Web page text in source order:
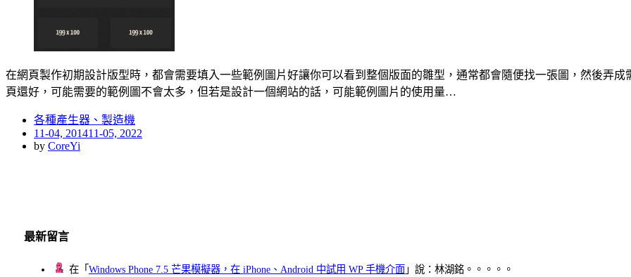
在網頁製作初期設計版型時，都會需要填入一些範例圖片好讓你可以看到整個版面的雛型，通常都會隨便找一張圖，然後弄
頁還好，可能需要的範例圖不會太多，但若是設計一個網站的話，可能範例圖片的使用量…
各種產生器、製造機
Posted
on
11-04, 201411-05, 2022
by CoreYi
最新留言
在「Windows Phone 7.5 芒果模擬器，在 iPhone、Android 中試用 WP 手機介面 」說：林湖銘。。。。。